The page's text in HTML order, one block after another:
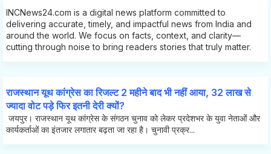
INCNews24.com is a digital news platform committed to
delivering accurate, timely, and impactful news from India and
around the world. We focus on facts, context, and clarity—
cutting through noise to bring readers stories that truly matter.
राजस्थान यूथ कांग्रेस का रिजल्ट 2 महीने बाद भी नहीं आया, 32 लाख से
ज्यादा वोट पड़े फिर इतनी देरी क्यों?
जयपुर। राजस्थान यूथ कांग्रेस के संगठन चुनाव को लेकर प्रदेशभर के युवा नेताओं और
कार्यकर्ताओं का इंतजार लगातार बढ़ता जा रहा है। चुनावी प्रक्र...